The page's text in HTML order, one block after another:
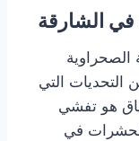
الشارقة
الصحراوية
التي
هو تفشي
في